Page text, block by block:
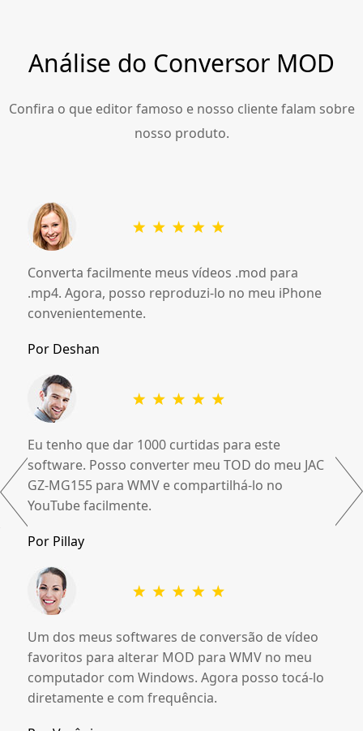
Análise do Conversor MOD
Confira o que editor famoso e nosso cliente falam sobre
nosso produto.
Converta facilmente meus vídeos .mod para
.mp4. Agora, posso reproduzi-lo no meu iPhone
convenientemente.
Por Deshan
Eu tenho que dar 1000 curtidas para este
software. Posso converter meu TOD do meu JAC
GZ-MG155 para WMV e compartilhá-lo no
YouTube facilmente.
Por Pillay
Um dos meus softwares de conversão de vídeo
favoritos para alterar MOD para WMV no meu
computador com Windows. Agora posso tocá-lo
diretamente e com frequência.